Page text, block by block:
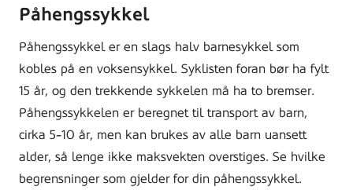
Påhengssykkel
Påhengssykkel er en slags halv barnesykkel som
kobles på en voksensykkel. Syklisten foran bør ha fylt
15 år, og den trekkende sykkelen må ha to bremser.
Påhengssykkelen er beregnet til transport av barn,
cirka 5-10 år, men kan brukes av alle barn uansett
alder, så lenge ikke maksvekten overstiges. Se hvilke
begrensninger som gjelder for din påhengssykkel.